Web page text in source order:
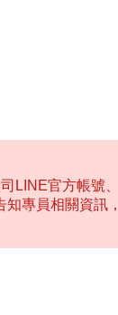
LINE官方帳號、
專員相關資訊，